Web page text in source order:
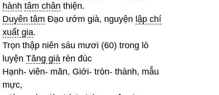
hành tâm chân thiện.
Duyên tâm Đạo ướm già, nguyện lập chí
xuất gia.
Trọn thập niên sáu mươi (60) trong lò
luyện Tăng già rèn đúc
Hạnh- viên- mãn, Giới- tròn- thành, mẫu
mực,